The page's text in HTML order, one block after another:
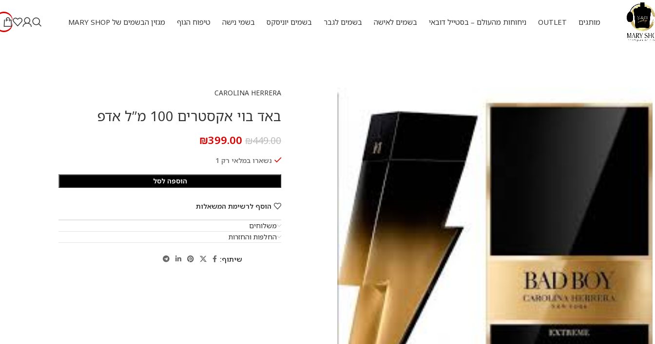
מותגים OUTLET ניחוחות מהעולם – בסטייל דובאי בשמים לאישה בשמים לגבר בשמים יוניסקס בשמי נישה טיפוח הגוף מגזין הבשמים של MARY SHOP
CAROLINA HERRERA
באד בוי אקסטרים 100 מ”ל אדפ
₪449.00
₪399.00
נשארו במלאי רק 1
הוספה לסל
הוסף לרשימת המשאלות
משלוחים
החלפות והחזרות
שיתוף: